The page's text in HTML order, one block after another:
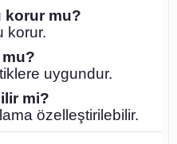
korur mu?
korur.
uygundur.
mi?
özelleştirilebilir.